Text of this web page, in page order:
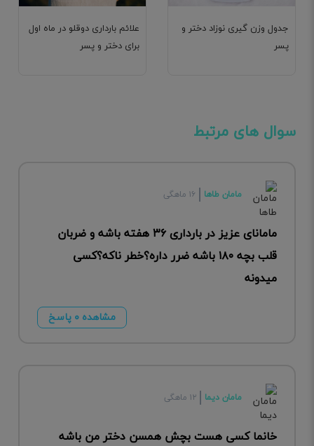
علائم بارداری دوقلو در ماه اول
برای دختر و پسر
جدول وزن گیری نوزاد دختر و
پسر
سوال های مرتبط
مامان طاها ۱۶ ماهگی
مامانای عزیز در بارداری ۳۶ هفته باشه و ضربان
قلب بچه ۱۸۰ باشه ضرر داره؟خطر ناکه؟کسی
میدونه
مشاهده ۰ پاسخ
مامان دیما ۱۲ ماهگی
خانما کسی هست بچش همسن دختر من باشه